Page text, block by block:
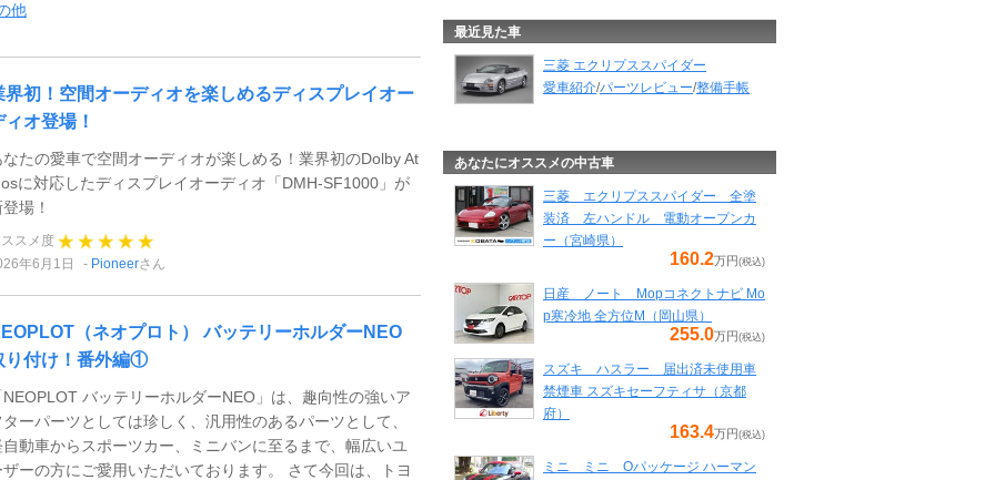
他
界初！空間オーディオを楽しめるディスプレイオー
ィオ登場！
なたの愛車で空間オーディオが楽しめる！業界初のDolby At
に対応したディスプレイオーディオ「DMH-SF1000」が
場！
スメ度
年6月1日
Pioneerさん
（ネオプロト） バッテリーホルダーNEO
り付け！番外編①
NEOPLOT バッテリーホルダーNEO」は、趣向性の強いア
ターパーツとしては珍しく、汎用性のあるパーツとして、
自動車からスポーツカー、ミニバンに至るまで、幅広いユ
ザーの方にご愛用いただいております。 さて今回は、トヨ
最近見た車
三菱 エクリプススパイダー
愛車紹介/パーツレビュー/整備手帳
あなたにオススメの中古車
三菱 エクリプススパイダー 全塗
装済 左ハンドル 電動オープンカ
ー（宮崎県）
160.2万円 (税込)
日産 ノート Mopコネクトナビ Mo
p寒冷地 全方位M（岡山県）
255.0万円 (税込)
スズキ ハスラー 届出済未使用車
禁煙車 スズキセーフティサ（京都
府）
163.4万円 (税込)
ミニ ミニ Oパッケージ ハーマン